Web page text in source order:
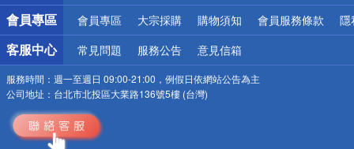
會員專區 會員專區 大宗採購 購物須知 會員服務條款 隱
客服中心 常見問題 服務公告 意見信箱
服務時間： 週一至週日 09:00-21:00，例假日依網站公告為主
公司地址： 台北市北投區大業路136號5樓 (台灣)